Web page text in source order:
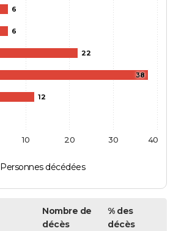
6
6
22
38
12
Personnes décédées
10 20 30 40
Nombre de
décès
% des
décès